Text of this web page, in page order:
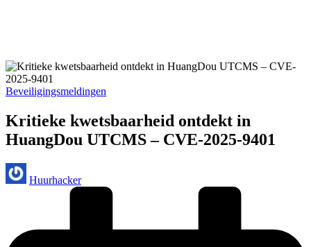
Geplaatst
Beveiligingsmeldingen
Kritieke kwetsbaarheid ontdekt in
HuangDou UTCMS – CVE-2025-9401
Geplaatst
door Huurhacker